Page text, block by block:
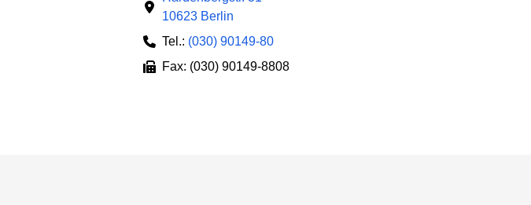
10623 Berlin
Tel.: (030) 90149-80
Fax: (030) 90149-8808